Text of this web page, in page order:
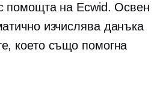
помощта на Ecwid. Освен
изчислява данъка
което също помогна